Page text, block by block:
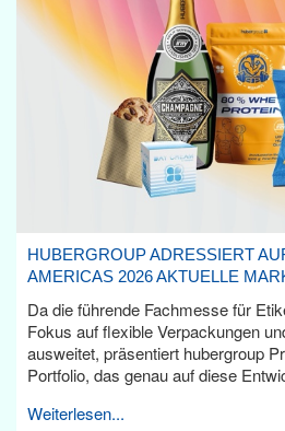
HUBERGROUP ADRESSIERT
AMERICAS 2026 AKTUELLE
Da die führende Fachmesse für
Fokus auf flexible Verpackungen
ausweitet, präsentiert hubergroup
Portfolio, das genau auf diese
Weiterlesen...